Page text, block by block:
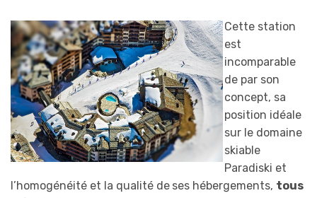
Cette station
est
incomparable
de par son
concept, sa
position idéale
sur le domaine
skiable
Paradiski et
l’homogénéité et la qualité de ses hébergements, tous